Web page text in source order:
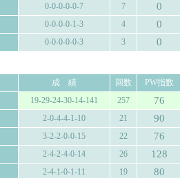
0-0-0-0-0-7 7 0
0-0-0-0-1-3 4 0
0-0-0-0-0-3 3 0
成 績 回数
PW指数
19-29-24-30-14-141 257 76
2-0-4-4-1-10 21 90
3-2-2-0-0-15 22 76
2-4-2-4-0-14 26 128
2-4-1-0-1-11 19 80